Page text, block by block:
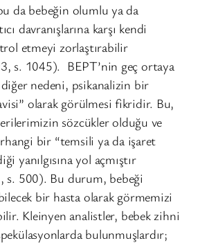
da bebeğin olumlu ya da
davranışlarına karşı kendi
etmeyi zorlaştırabilir
s. 1045). BEPT’nin geç ortaya
diğer nedeni, psikanalizin bir
olarak görülmesi fikridir. Bu,
sözcükler olduğu ve
bir “temsili ya da işaret
yanılgısına yol açmıştır
s. 500). Bu durum, bebeği
bir hasta olarak görmemizi
Kleinyen analistler, bebek zihni
bulunmuşlardır;